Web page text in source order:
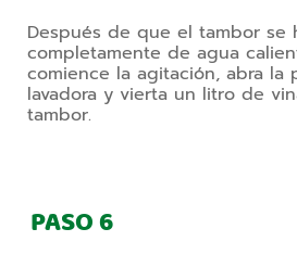
Después de que el tambor se
completamente de agua
comience la agitación, abra la
lavadora y vierta un litro de
tambor.
PASO6